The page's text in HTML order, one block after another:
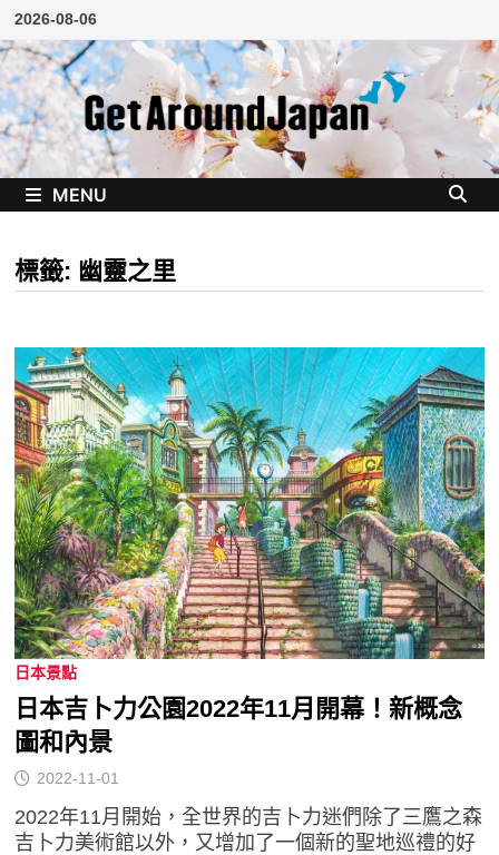
Skip
to
content
2026-08-06
MENU
標籤: 幽靈之里
日本景點
日本吉卜力公園2022年11月開幕！新概念
圖和內景
2022-11-01
2022年11月開始，全世界的吉卜力迷們除了三鷹之森
吉卜力美術館以外，又增加了一個新的聖地巡禮的好